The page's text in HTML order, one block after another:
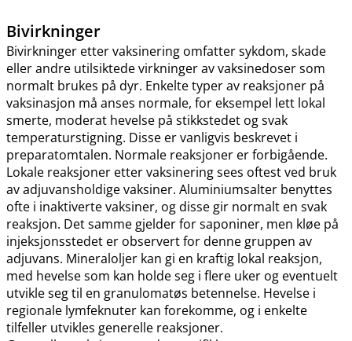
Bivirkninger
Bivirkninger etter vaksinering omfatter sykdom, skade
eller andre utilsiktede virkninger av vaksinedoser som
normalt brukes på dyr. Enkelte typer av reaksjoner på
vaksinasjon må anses normale, for eksempel lett lokal
smerte, moderat hevelse på stikkstedet og svak
temperaturstigning. Disse er vanligvis beskrevet i
preparatomtalen. Normale reaksjoner er forbigående.
Lokale reaksjoner etter vaksinering sees oftest ved bruk
av adjuvansholdige vaksiner. Aluminiumsalter benyttes
ofte i inaktiverte vaksiner, og disse gir normalt en svak
reaksjon. Det samme gjelder for saponiner, men kløe på
injeksjonsstedet er observert for denne gruppen av
adjuvans. Mineraloljer kan gi en kraftig lokal reaksjon,
med hevelse som kan holde seg i flere uker og eventuelt
utvikle seg til en granulomatøs betennelse. Hevelse i
regionale lymfeknuter kan forekomme, og i enkelte
tilfeller utvikles generelle reaksjoner.